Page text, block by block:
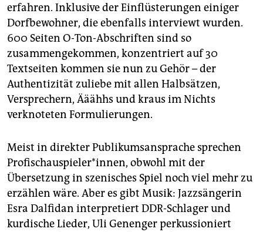
erfahren. Inklusive der Einflüsterungen einiger
Dorfbewohner, die ebenfalls interviewt wurden.
600 Seiten O-Ton-Abschriften sind so
zusammengekommen, konzentriert auf 30
Textseiten kommen sie nun zu Gehör – der
Authentizität zuliebe mit allen Halbsätzen,
Versprechern, Ääähhs und kraus im Nichts
verknoteten Formulierungen.
Meist in direkter Publikumsansprache sprechen
Profischauspieler*innen, obwohl mit der
Übersetzung in szenisches Spiel noch viel mehr zu
erzählen wäre. Aber es gibt Musik: Jazzsängerin
Esra Dalfidan interpretiert DDR-Schlager und
kurdische Lieder, Uli Genenger perkussioniert